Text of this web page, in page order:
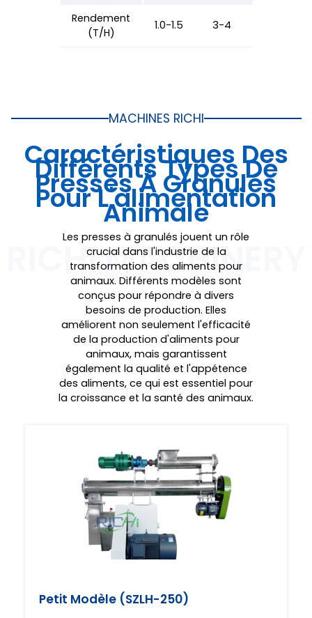
Rendement
(T/H)
1.0-1.5 3-4
MACHINES RICHI
Caractéristiques Des
Différents Types De
Presses À Granulés
Pour L'alimentation
Animale
Les presses à granulés jouent un rôle
crucial dans l'industrie de la
transformation des aliments pour
animaux. Différents modèles sont
conçus pour répondre à divers
besoins de production. Elles
améliorent non seulement l'efficacité
de la production d'aliments pour
animaux, mais garantissent
également la qualité et l'appétence
des aliments, ce qui est essentiel pour
la croissance et la santé des animaux.
Petit Modèle (SZLH-250)